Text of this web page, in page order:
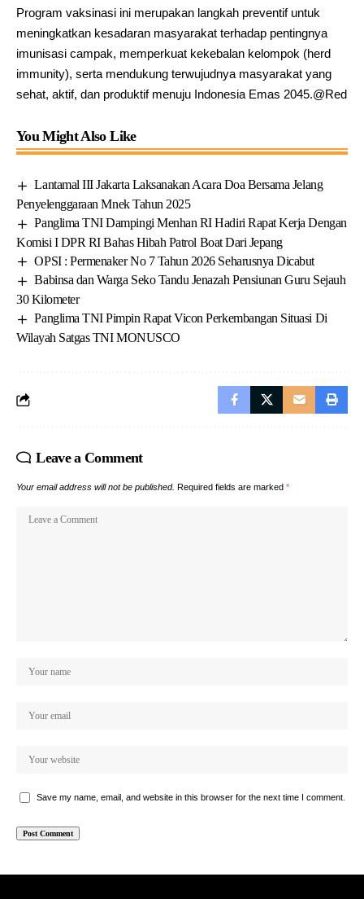
Program vaksinasi ini merupakan langkah preventif untuk
meningkatkan kesadaran masyarakat terhadap pentingnya
imunisasi campak, memperkuat kekebalan kelompok (herd
immunity), serta mendukung terwujudnya masyarakat yang
sehat, aktif, dan produktif menuju Indonesia Emas 2045.@Red
You Might Also Like
Lantamal III Jakarta Laksanakan Acara Doa Bersama Jelang
Penyelenggaraan Mnek Tahun 2025
Panglima TNI Dampingi Menhan RI Hadiri Rapat Kerja Dengan
Komisi I DPR RI Bahas Hibah Patrol Boat Dari Jepang
OPSI : Permenaker No 7 Tahun 2026 Seharusnya Dicabut
Babinsa dan Warga Seko Tandu Jenazah Pensiunan Guru Sejauh
30 Kilometer
Panglima TNI Pimpin Rapat Vicon Perkembangan Situasi Di
Wilayah Satgas TNI MONUSCO
Leave a Comment
Your email address will not be published. Required fields are marked *
Save my name, email, and website in this browser for the next time I comment.